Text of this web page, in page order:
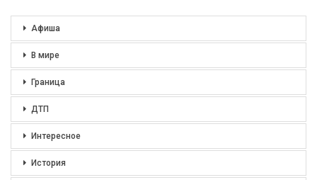
Афиша
В мире
Граница
ДТП
Интересное
История